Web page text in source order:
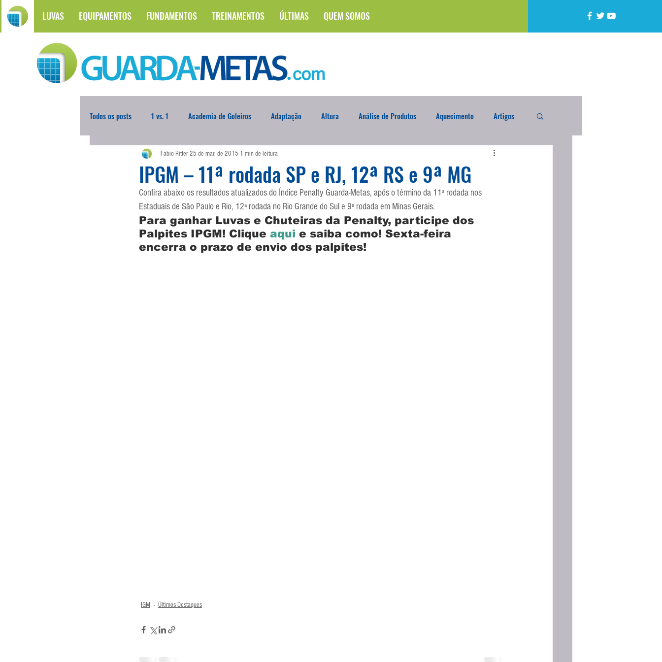
LUVAS EQUIPAMENTOS FUNDAMENTOS TREINAMENTOS ÚLTIMAS QUEM SOMOS
Todos os posts 1 vs. 1 Academia de Goleiros Adaptação Altura Análise de Produtos Aquecimento Artigos
Atualidades Blogoleiro da Semana Brasileirão Compra Exterior
Comunicação Copa do Mundo Curso Defesa da Semana Deslocamento DVD Encaixada Enquete
Equipamentos Escola Alemã Escola Americana Escola Argentina Escola Espanhola
IPGM – 11ª rodada SP e RJ, 12ª RS e 9ª MG
Fabio Ritter25 de mar. de 2015 1 min de leitura
Confira abaixo os resultados atualizados do Índice Penalty Guarda-Metas, após o término da 11ª rodada nos
Estaduais de São Paulo e Rio, 12ª rodada no Rio Grande do Sul e 9ª rodada em Minas Gerais.
Para ganhar Luvas e Chuteiras da Penalty, participe dos
Palpites IPGM! Clique aqui e saiba como! Sexta-feira
encerra o prazo de envio dos palpites!
IGM Últimos Destaques